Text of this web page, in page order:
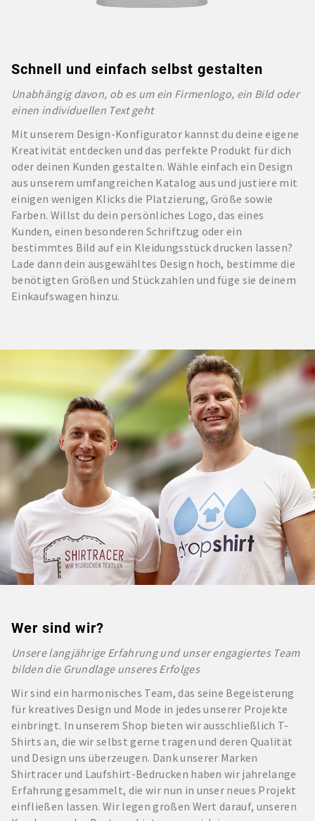
Schnell und einfach selbst gestalten
Unabhängig davon, ob es um ein Firmenlogo, ein Bild oder
einen individuellen Text geht
Mit unserem Design-Konfigurator kannst du deine eigene
Kreativität entdecken und das perfekte Produkt für dich
oder deinen Kunden gestalten. Wähle einfach ein Design
aus unserem umfangreichen Katalog aus und justiere mit
einigen wenigen Klicks die Platzierung, Größe sowie
Farben. Willst du dein persönliches Logo, das eines
Kunden, einen besonderen Schriftzug oder ein
bestimmtes Bild auf ein Kleidungsstück drucken lassen?
Lade dann dein ausgewähltes Design hoch, bestimme die
benötigten Größen und Stückzahlen und füge sie deinem
Einkaufswagen hinzu.
Wer sind wir?
Unsere langjährige Erfahrung und unser engagiertes Team
bilden die Grundlage unseres Erfolges
Wir sind ein harmonisches Team, das seine Begeisterung
für kreatives Design und Mode in jedes unserer Projekte
einbringt. In unserem Shop bieten wir ausschließlich T-
Shirts an, die wir selbst gerne tragen und deren Qualität
und Design uns überzeugen. Dank unserer Marken
Shirtracer und Laufshirt-Bedrucken haben wir jahrelange
Erfahrung gesammelt, die wir nun in unser neues Projekt
einfließen lassen. Wir legen großen Wert darauf, unseren